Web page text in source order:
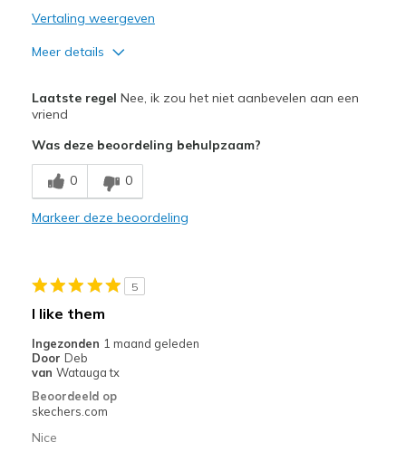
Vertaling weergeven
Meer details
Attractive Design
Stylish
Minpunten
Poor Cushioning
Casual Wear
Width
Sizing
Feels true to size
View On Shoes
Laatste regel Nee, ik zou het niet aanbevelen aan een
vriend
Was deze beoordeling behulpzaam?
0 0
Markeer deze beoordeling
5
I like them
Ingezonden 1 maand geleden
Door Deb
van Watauga tx
Beoordeeld op
skechers.com
Nice